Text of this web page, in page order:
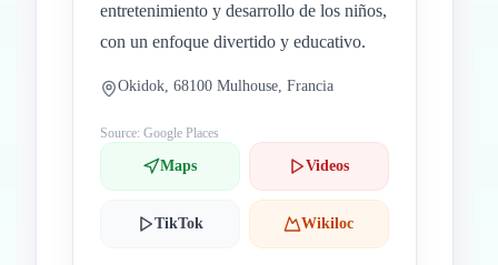
entretenimiento y desarrollo de los niños,
con un enfoque divertido y educativo.
Okidok, 68100 Mulhouse, Francia
Source: Google Places
Maps Videos
TikTok Wikiloc